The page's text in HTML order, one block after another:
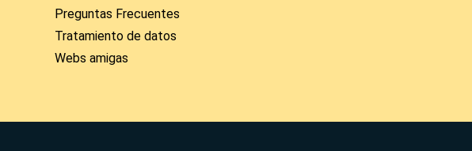
Preguntas Frecuentes
Tratamiento de datos
Webs amigas